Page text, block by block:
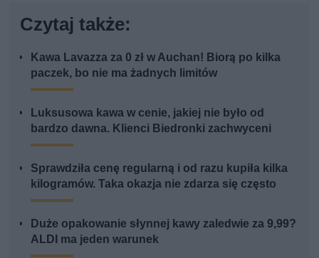
Czytaj także:
Kawa Lavazza za 0 zł w Auchan! Biorą po kilka
paczek, bo nie ma żadnych limitów
Luksusowa kawa w cenie, jakiej nie było od
bardzo dawna. Klienci Biedronki zachwyceni
Sprawdziła cenę regularną i od razu kupiła kilka
kilogramów. Taka okazja nie zdarza się często
Duże opakowanie słynnej kawy zaledwie za 9,99?
ALDI ma jeden warunek